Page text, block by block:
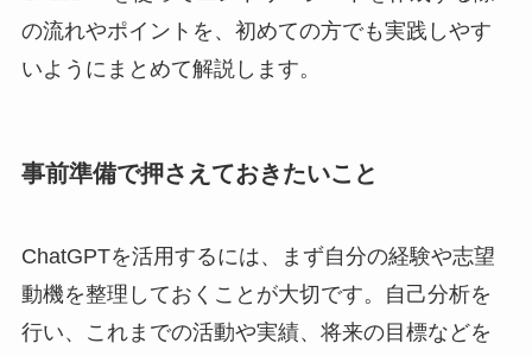
の流れやポイントを、初めての方でも実践しやす
いようにまとめて解説します。
事前準備で押さえておきたいこと
ChatGPTを活用するには、まず自分の経験や志望
動機を整理しておくことが大切です。自己分析を
行い、これまでの活動や実績、将来の目標などを